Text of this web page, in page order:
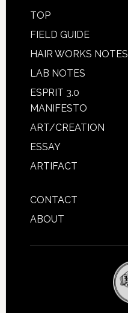
TOP
FIELD GUIDE
HAIR WORKS NOTES
LAB NOTES
ESPRIT 3.0
MANIFESTO
ART/CREATION
ESSAY
ARTIFACT
CONTACT
ABOUT